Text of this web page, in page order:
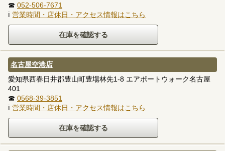
☎ 052-506-7671
ℹ 営業時間・店休日・アクセス情報はこちら
名古屋空港店
愛知県西春日井郡豊山町豊場林先1-8 エアポートウォーク名古屋
401
☎ 0568-39-3851
ℹ 営業時間・店休日・アクセス情報はこちら